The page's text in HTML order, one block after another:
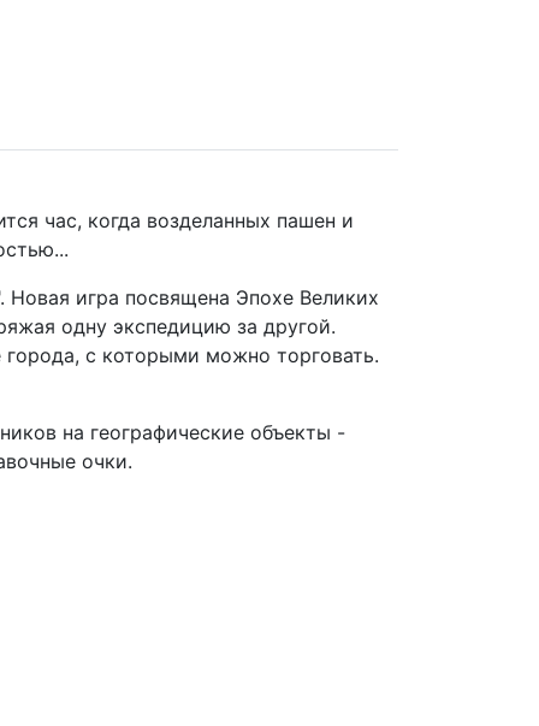
час, когда возделанных пашен и
игра посвящена Эпохе Великих
одну экспедицию за другой.
с которыми можно торговать.
на географические объекты -
очки.